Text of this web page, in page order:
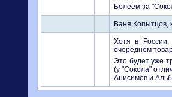
Болеем за
Ваня Копытцов,
Хотя в России,
очередном
Это будет уже
(у "Сокола"
Анисимов и